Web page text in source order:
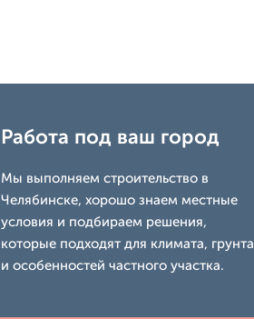
Работа под ваш город
Мы выполняем строительство в
Челябинске, хорошо знаем местные
условия и подбираем решения,
которые подходят для климата, грунта
и особенностей частного участка.